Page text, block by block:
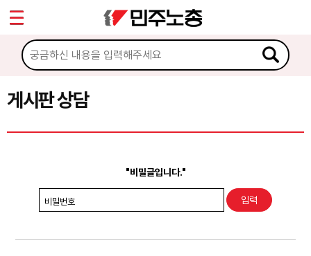
게시판 상담
"비밀글입니다."
비밀번호
마이페이지
소개
소식
노동상담
권리찾기수첩 검색
찾아보기
Sketchbook5, 스케치북5
Sketchbook5, 스케치북5